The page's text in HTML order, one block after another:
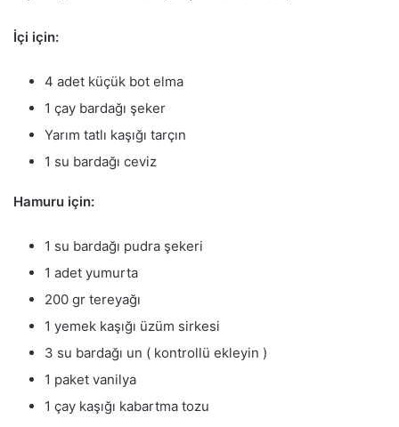
İçi için:
4 adet küçük bot elma
1 çay bardağı şeker
Yarım tatlı kaşığı tarçın
1 su bardağı ceviz
Hamuru için:
1 su bardağı pudra şekeri
1 adet yumurta
200 gr tereyağı
1 yemek kaşığı üzüm sirkesi
3 su bardağı un ( kontrollü ekleyin )
1 paket vanilya
1 çay kaşığı kabartma tozu